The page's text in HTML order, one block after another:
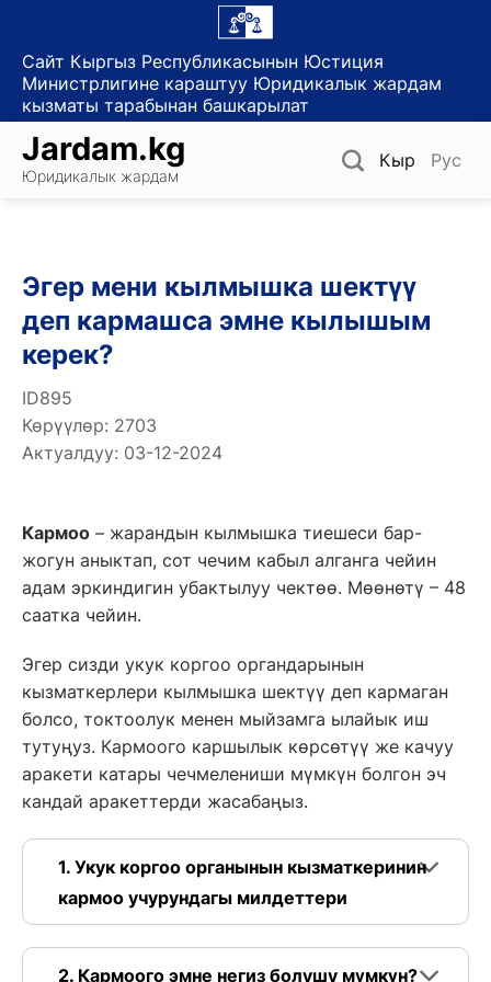
content
Сайт Кыргыз Республикасынын Юстиция
Министрлигине караштуу Юридикалык жардам
кызматы тарабынан башкарылат
Jardam.kg
Юридикалык жардам
Кыр Рус
Эгер мени кылмышка шектүү
деп кармашса эмне кылышым
керек?
ID895
Көрүүлөр: 2703
Актуалдуу: 03-12-2024
Кармоо – жарандын кылмышка тиешеси бар-
жогун аныктап, сот чечим кабыл алганга чейин
адам эркиндигин убактылуу чектөө. Мөөнөтү – 48
саатка чейин.
Эгер сизди укук коргоо органдарынын
кызматкерлери кылмышка шектүү деп кармаган
болсо, токтоолук менен мыйзамга ылайык иш
тутуңуз. Кармоого каршылык көрсөтүү же качуу
аракети катары чечмелениши мүмкүн болгон эч
кандай аракеттерди жасабаңыз.
1. Укук коргоо органынын кызматкеринин
кармоо учурундагы милдеттери
2. Кармоого эмне негиз болушу мүмкүн?